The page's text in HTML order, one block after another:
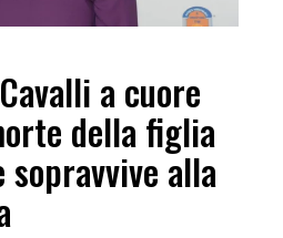
a cuore
della figlia
alla